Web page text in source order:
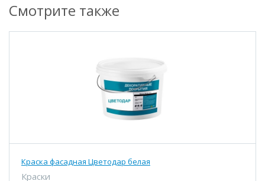
Смотрите также
Краска фасадная Цветодар белая
Краски